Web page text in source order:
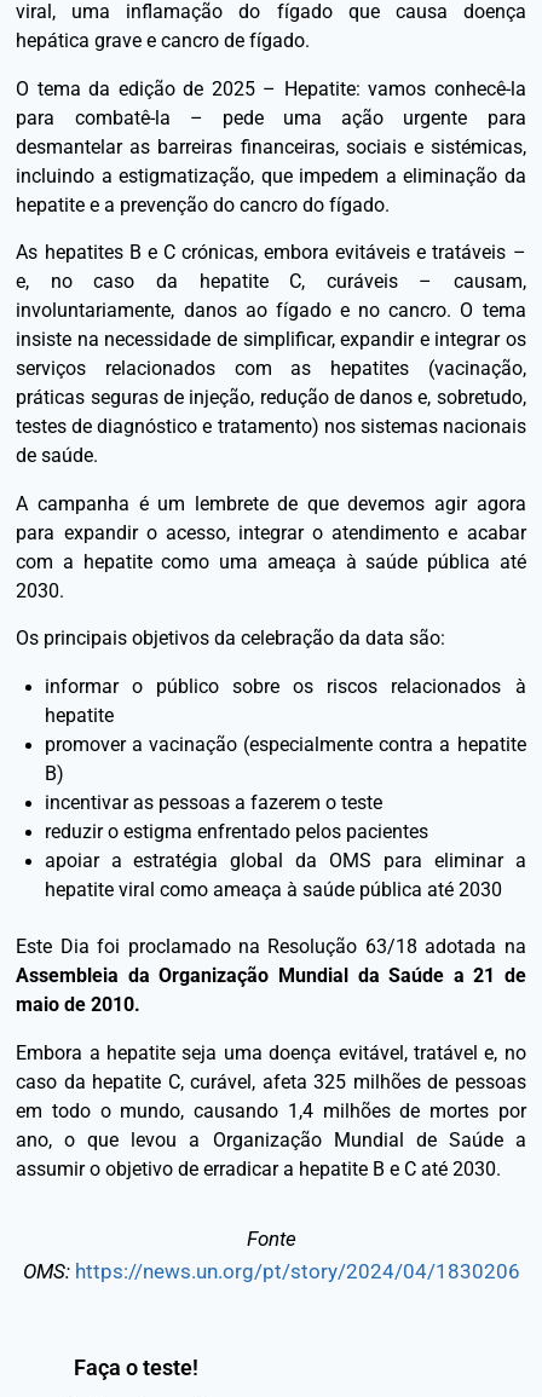
viral, uma inflamação do fígado que causa doença
hepática grave e cancro de fígado.
O tema da edição de 2025 – Hepatite: vamos conhecê-la
para combatê-la – pede uma ação urgente para
desmantelar as barreiras financeiras, sociais e sistémicas,
incluindo a estigmatização, que impedem a eliminação da
hepatite e a prevenção do cancro do fígado.
As hepatites B e C crónicas, embora evitáveis e tratáveis –
e, no caso da hepatite C, curáveis – causam,
involuntariamente, danos ao fígado e no cancro. O tema
insiste na necessidade de simplificar, expandir e integrar os
serviços relacionados com as hepatites (vacinação,
práticas seguras de injeção, redução de danos e, sobretudo,
testes de diagnóstico e tratamento) nos sistemas nacionais
de saúde.
A campanha é um lembrete de que devemos agir agora
para expandir o acesso, integrar o atendimento e acabar
com a hepatite como uma ameaça à saúde pública até
2030.
Os principais objetivos da celebração da data são:
informar o público sobre os riscos relacionados à
hepatite
promover a vacinação (especialmente contra a hepatite
B)
incentivar as pessoas a fazerem o teste
reduzir o estigma enfrentado pelos pacientes
apoiar a estratégia global da OMS para eliminar a
hepatite viral como ameaça à saúde pública até 2030
Este Dia foi proclamado na Resolução 63/18 adotada na
Assembleia da Organização Mundial da Saúde a 21 de
maio de 2010.
Embora a hepatite seja uma doença evitável, tratável e, no
caso da hepatite C, curável, afeta 325 milhões de pessoas
em todo o mundo, causando 1,4 milhões de mortes por
ano, o que levou a Organização Mundial de Saúde a
assumir o objetivo de erradicar a hepatite B e C até 2030.
Fonte
OMS: https://news.un.org/pt/story/2024/04/1830206
Faça o teste!